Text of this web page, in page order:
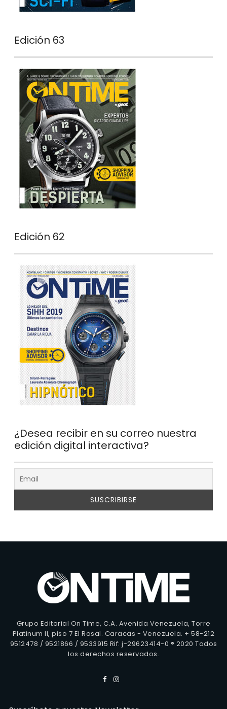
Edición 63
Edición 62
¿Desea recibir en su correo nuestra
edición digital interactiva?
Grupo Editorial On Time, C.A. Avenida Venezuela, Torre
Platinum II, piso 7 El Rosal. Caracas - Venezuela. + 58-212
9512478 / 9521866 / 9533915 Rif: j-29623414-0 ® 2020 Todos
los derechos reservados.